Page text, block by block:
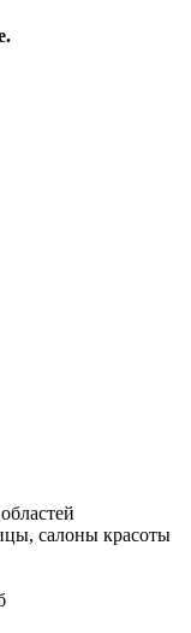
салоны красоты